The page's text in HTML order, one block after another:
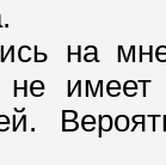
на
не